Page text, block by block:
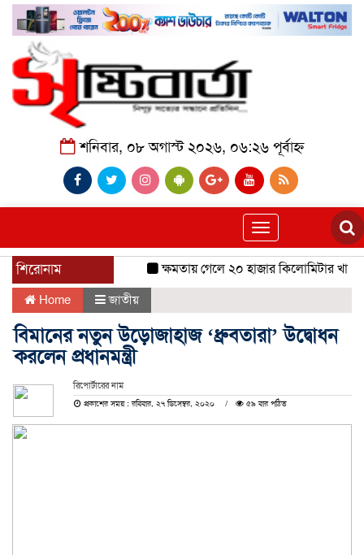
শনিবার, ০৮ অগাস্ট ২০২৬, ০৬:২৬ পূর্বাহ্ন
Toggle
navigation
শিরোনাম ক্ষমতায় গেলে ২০ হাজার কিলোমিটার খাল
Home জাতীয়
বিমানের নতুন উড়োজাহাজ ‘ধ্রুবতারা’ উদ্বোধন
করলেন প্রধানমন্ত্রী
রিপোর্টারের নাম
প্রকাশের সময় : রবিবার, ২৭ ডিসেম্বর, ২০২০
৫৯ বার পঠিত